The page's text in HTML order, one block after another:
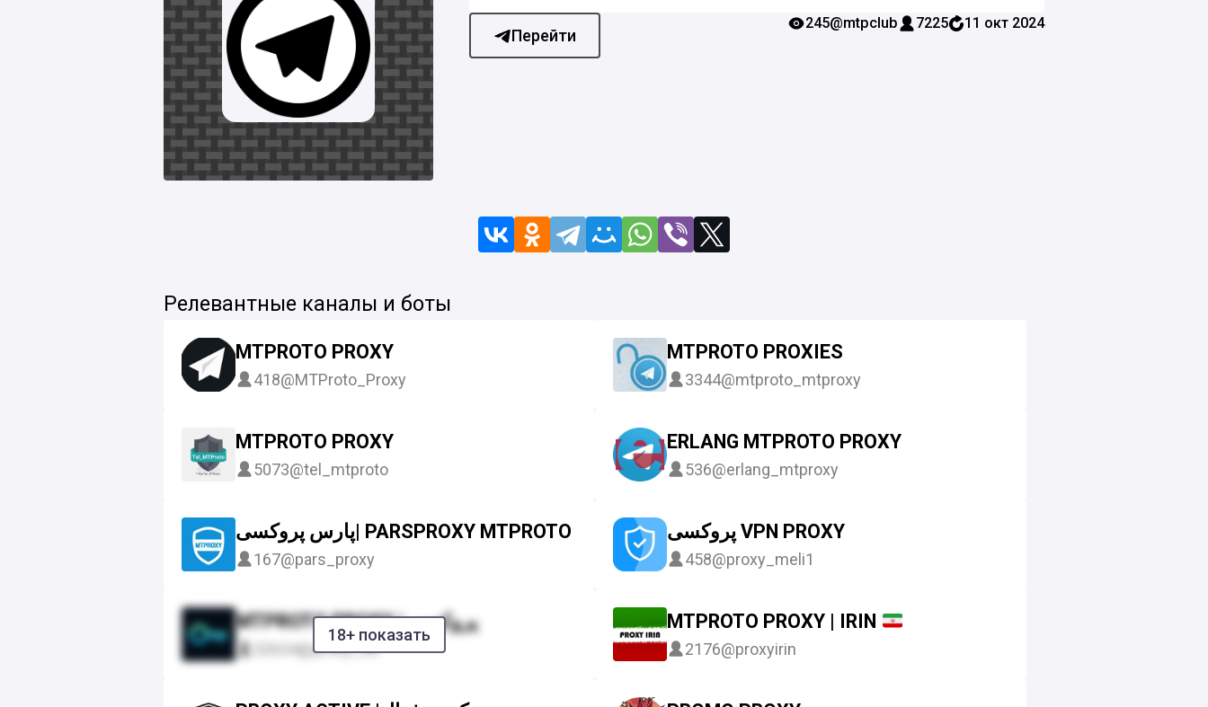
Перейти
245@mtpclub 7225 11 окт 2024
Релевантные каналы и боты
MTPROTO PROXY
418@MTProto_Proxy
MTPROTO PROXIES
3344@mtproto_mtproxy
MTPROTO PROXY
5073@tel_mtproto
ERLANG MTPROTO PROXY
536@erlang_mtproxy
پارس پروکسی| PARSPROXY MTPROTO | VPN | V2RAY | PROXY
167@pars_proxy
پروکسی VPN PROXY
458@proxy_meli1
18+ показать
MTPROTO PROXY | پروکسی
52634@proxy_tel
MTPROTO PROXY | IRIN
2176@proxyirin